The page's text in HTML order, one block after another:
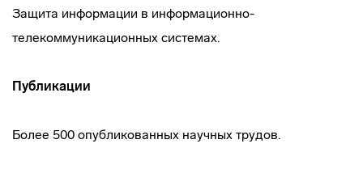
Защита информации в информационно-
телекоммуникационных системах.
Публикации
Более 500 опубликованных научных трудов.